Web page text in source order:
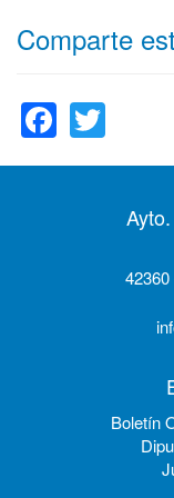
Comparte
Boletín